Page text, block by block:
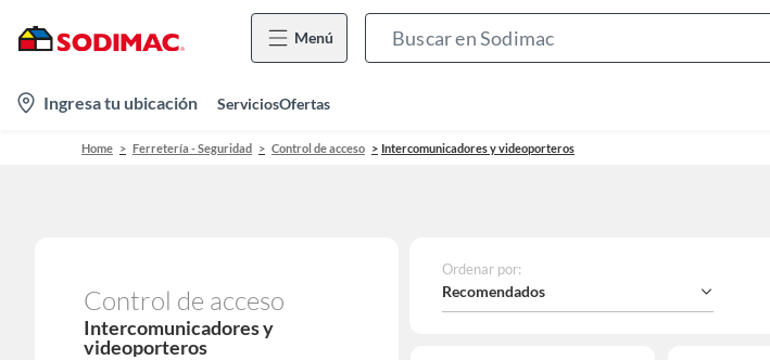
Menú
Bar
location-
icon
Ingresa tu ubicación ServiciosOfertas
Home Ferretería - Seguridad Control de acceso Intercomunicadores y videoporteros
Control de acceso
Intercomunicadores y
videoporteros
Ordenar por:
Recomendados